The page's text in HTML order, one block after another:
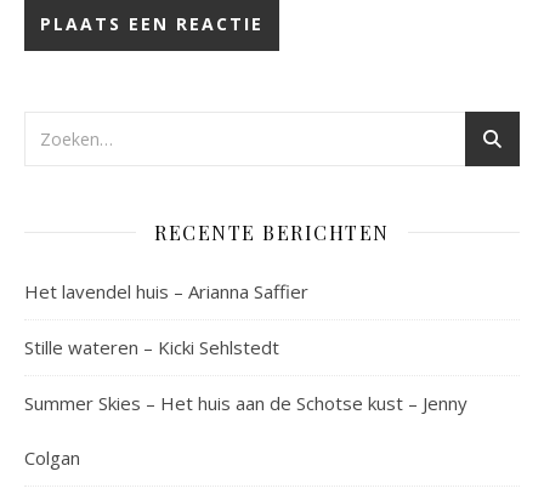
RECENTE BERICHTEN
Het lavendel huis – Arianna Saffier
Stille wateren – Kicki Sehlstedt
Summer Skies – Het huis aan de Schotse kust – Jenny
Colgan